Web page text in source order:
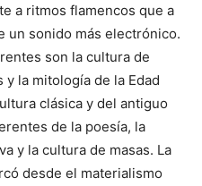
a ritmos flamencos que a
un sonido más electrónico.
son la cultura de
la mitología de la Edad
clásica y del antiguo
de la poesía, la
y la cultura de masas. La
desde el materialismo